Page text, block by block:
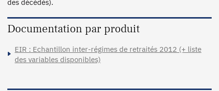
Documentation par produit
EIR : Echantillon inter-régimes de retraités 2012 (+ liste
des variables disponibles)